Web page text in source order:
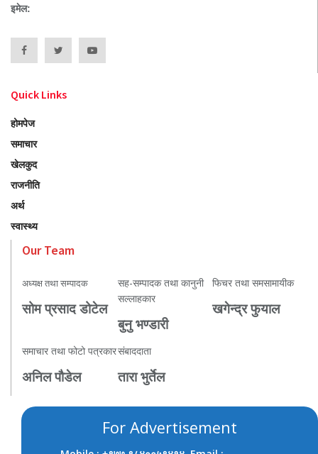
इमेल:
Quick Links
होमपेज
समाचार
खेलकुद
राजनीति
अर्थ
स्वास्थ्य
Our Team
अध्यक्ष तथा सम्पादक
सोम प्रसाद डोटेल
सह-सम्पादक तथा कानुनी
सल्लाहकार
बुनु भण्डारी
फिचर तथा समसामायीक
खगेन्द्र फुयाल
समाचार तथा फोटो पत्रकार
अनिल पौडेल
संबाददाता
तारा भुर्तेल
For Advertisement